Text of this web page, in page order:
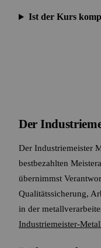
Ist der Kurs
Der
Der Industriemeister
bestbezahlten
übernimmst
Qualitätssicherung,
in der
Industriemeister-